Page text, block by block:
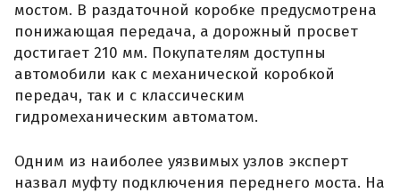
мостом. В раздаточной коробке предусмотрена
понижающая передача, а дорожный просвет
достигает 210 мм. Покупателям доступны
автомобили как с механической коробкой
передач, так и с классическим
гидромеханическим автоматом.
Одним из наиболее уязвимых узлов эксперт
назвал муфту подключения переднего моста. На